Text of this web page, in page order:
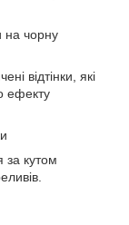
на чорну
відтінки, які
ефекту
за кутом